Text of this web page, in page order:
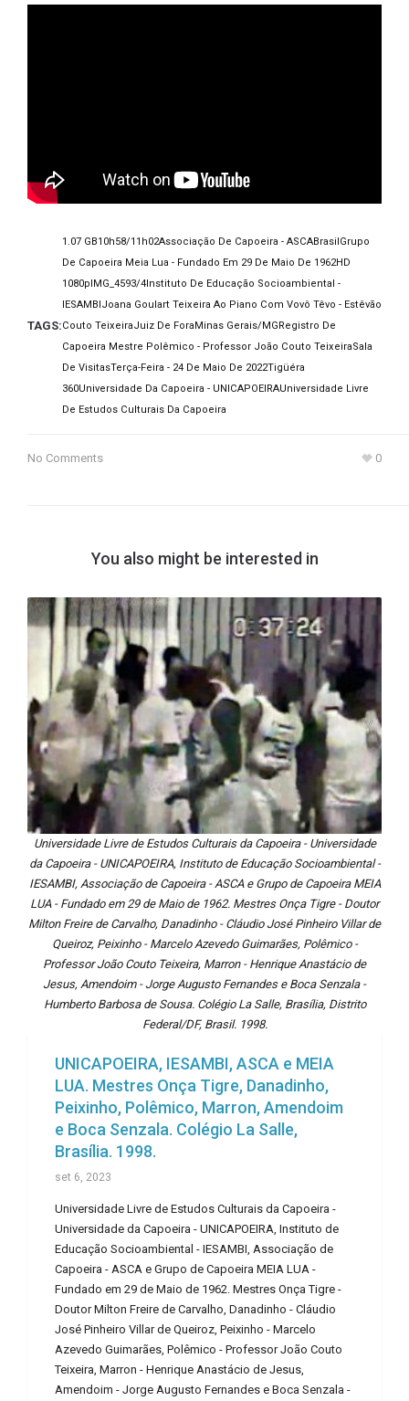
TAGS:
1.07 GB10h58/11h02Associação De Capoeira - ASCABrasil Grupo
De Capoeira Meia Lua - Fundado Em 29 De Maio De 1962HD
1080p IMG_4593/4 Instituto De Educação Socioambiental -
IESAMBI Joana Goulart Teixeira Ao Piano Com Vovô Têvo - Estêvão
Couto TeixeiraJuiz De Fora Minas Gerais/MG Registro De
Capoeira Mestre Polêmico - Professor João Couto TeixeiraSala
De VisitasTerça-Feira - 24 De Maio De 2022Tigüéra
360Universidade Da Capoeira - UNICAPOEIRAUniversidade Livre
De Estudos Culturais Da Capoeira
No Comments 0
You also might be interested in
Universidade Livre de Estudos Culturais da Capoeira - Universidade
da Capoeira - UNICAPOEIRA, Instituto de Educação Socioambiental -
IESAMBI, Associação de Capoeira - ASCA e Grupo de Capoeira MEIA
LUA - Fundado em 29 de Maio de 1962. Mestres Onça Tigre - Doutor
Milton Freire de Carvalho, Danadinho - Cláudio José Pinheiro Villar de
Queiroz, Peixinho - Marcelo Azevedo Guimarães, Polêmico -
Professor João Couto Teixeira, Marron - Henrique Anastácio de
Jesus, Amendoim - Jorge Augusto Fernandes e Boca Senzala -
Humberto Barbosa de Sousa. Colégio La Salle, Brasília, Distrito
Federal/DF, Brasil. 1998.
UNICAPOEIRA, IESAMBI, ASCA e MEIA
LUA. Mestres Onça Tigre, Danadinho,
Peixinho, Polêmico, Marron, Amendoim
e Boca Senzala. Colégio La Salle,
Brasília. 1998.
set 6, 2023
Universidade Livre de Estudos Culturais da Capoeira -
Universidade da Capoeira - UNICAPOEIRA, Instituto de
Educação Socioambiental - IESAMBI, Associação de
Capoeira - ASCA e Grupo de Capoeira MEIA LUA -
Fundado em 29 de Maio de 1962. Mestres Onça Tigre -
Doutor Milton Freire de Carvalho, Danadinho - Cláudio
José Pinheiro Villar de Queiroz, Peixinho - Marcelo
Azevedo Guimarães, Polêmico - Professor João Couto
Teixeira, Marron - Henrique Anastácio de Jesus,
Amendoim - Jorge Augusto Fernandes e Boca Senzala -